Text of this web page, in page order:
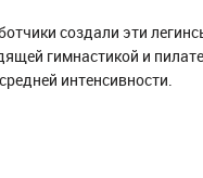
создали эти
гимнастикой и
интенсивности.